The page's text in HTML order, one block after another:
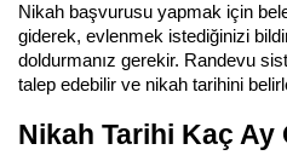
Nikah başvurusu yapmak için
giderek, evlenmek istediğinizi
doldurmanız gerekir. Randevu
talep edebilir ve nikah tarihini
Nikah Tarihi Kaç Ay